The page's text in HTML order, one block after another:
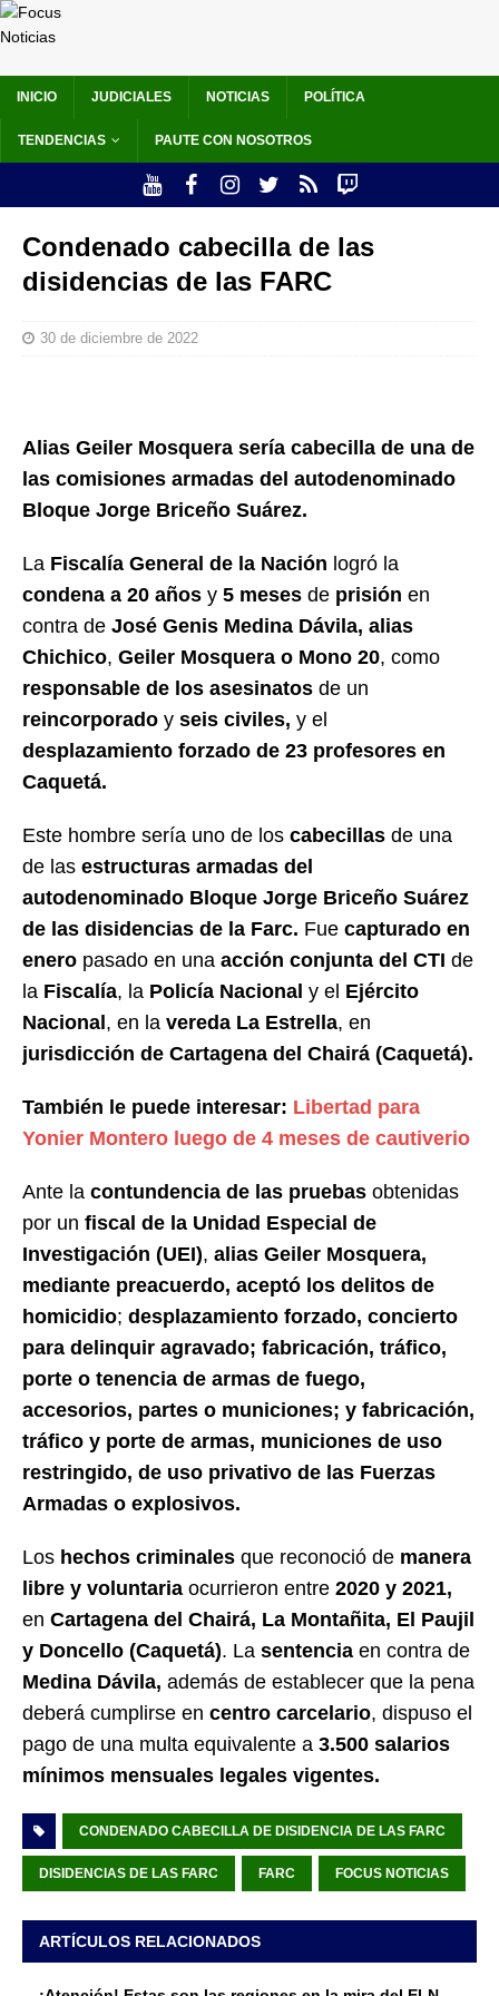
INICIO JUDICIALES NOTICIAS POLÍTICA
TENDENCIAS PAUTE CON NOSOTROS
Condenado cabecilla de las
disidencias de las FARC
30 de diciembre de 2022
Alias Geiler Mosquera sería cabecilla de una de
las comisiones armadas del autodenominado
Bloque Jorge Briceño Suárez.
La Fiscalía General de la Nación logró la
condena a 20 años y 5 meses de prisión en
contra de José Genis Medina Dávila, alias
Chichico, Geiler Mosquera o Mono 20, como
responsable de los asesinatos de un
reincorporado y seis civiles, y el
desplazamiento forzado de 23 profesores en
Caquetá.
Este hombre sería uno de los cabecillas de una
de las estructuras armadas del
autodenominado Bloque Jorge Briceño Suárez
de las disidencias de la Farc. Fue capturado en
enero pasado en una acción conjunta del CTI de
la Fiscalía, la Policía Nacional y el Ejército
Nacional , en la vereda La Estrella, en
jurisdicción de Cartagena del Chairá (Caquetá).
También le puede interesar: Libertad para
Yonier Montero luego de 4 meses de cautiverio
Ante la contundencia de las pruebas obtenidas
por un fiscal de la Unidad Especial de
Investigación (UEI), alias Geiler Mosquera,
mediante preacuerdo, aceptó los delitos de
homicidio; desplazamiento forzado, concierto
para delinquir agravado; fabricación, tráfico,
porte o tenencia de armas de fuego,
accesorios, partes o municiones; y fabricación,
tráfico y porte de armas, municiones de uso
restringido, de uso privativo de las Fuerzas
Armadas o explosivos.
Los hechos criminales que reconoció de manera
libre y voluntaria ocurrieron entre 2020 y 2021,
en Cartagena del Chairá, La Montañita, El Paujil
y Doncello (Caquetá). La sentencia en contra de
Medina Dávila, además de establecer que la pena
deberá cumplirse en centro carcelario, dispuso el
pago de una multa equivalente a 3.500 salarios
mínimos mensuales legales vigentes.
CONDENADO CABECILLA DE DISIDENCIA DE LAS FARC
DISIDENCIAS DE LAS FARC FARC FOCUS NOTICIAS
ARTÍCULOS RELACIONADOS